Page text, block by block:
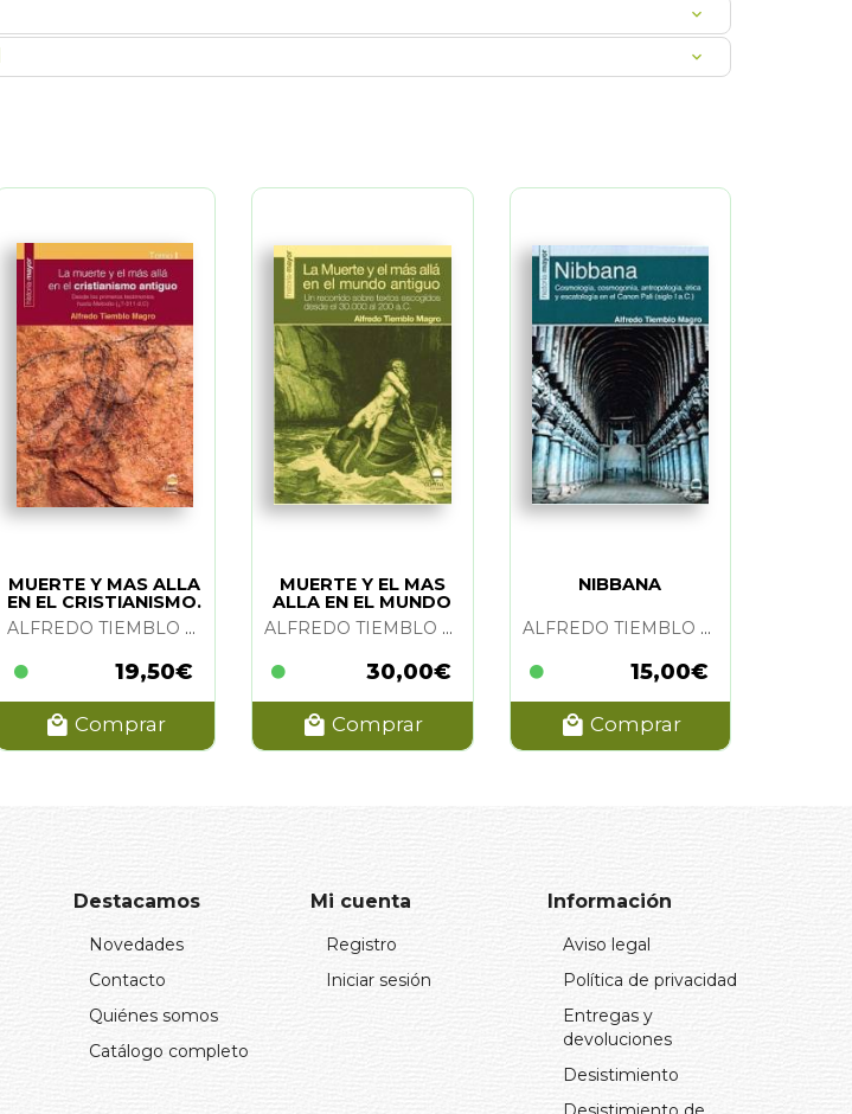
MUERTE Y MAS ALLA
EN EL CRISTIANISMO.
VOL I
ALFREDO TIEMBLO MAGRO
19,50€
Comprar
MUERTE Y EL MAS
ALLA EN EL MUNDO
ANTIGUO, LA
ALFREDO TIEMBLO MAGRO
30,00€
Comprar
NIBBANA
ALFREDO TIEMBLO MAGRO
15,00€
Comprar
Destacamos
Novedades
Contacto
Quiénes somos
Catálogo completo
Mi cuenta
Registro
Iniciar sesión
Información
Aviso legal
Política de privacidad
Entregas y
devoluciones
Desistimiento